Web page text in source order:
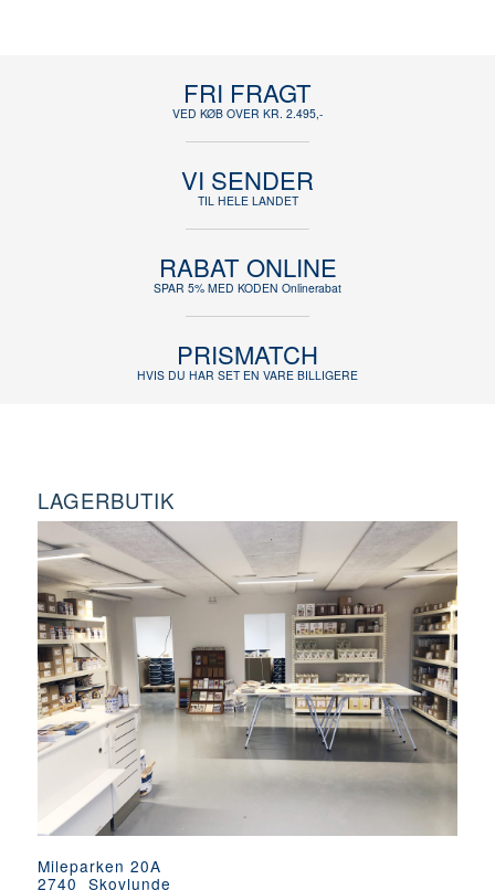
FRI FRAGT
VED KØB OVER KR. 2.495,-
VI SENDER
TIL HELE LANDET
RABAT ONLINE
SPAR 5% MED KODEN Onlinerabat
PRISMATCH
HVIS DU HAR SET EN VARE BILLIGERE
LAGERBUTIK
Mileparken 20A
2740 Skovlunde